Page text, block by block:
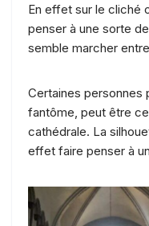
En effet sur le cliché
penser à une sorte
semble marcher
Certaines personnes
fantôme, peut être
cathédrale. La
effet faire penser à